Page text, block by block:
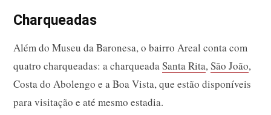
Charqueadas
Além do Museu da Baronesa, o bairro Areal conta com
quatro charqueadas: a charqueadaSanta Rita,São João,
Costa do Abolengo e a Boa Vista, que estão disponíveis
para visitação e até mesmo estadia.